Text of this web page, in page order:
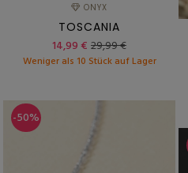
ONYX
TOSCANIA
14,99 € 29,99 €
Weniger als 10 Stück auf Lager
-50%